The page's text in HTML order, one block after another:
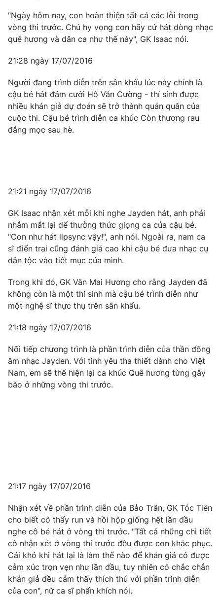
"Ngày hôm nay, con hoàn thiện tất cả các lỗi trong
vòng thi trước. Chú hy vọng con hãy cứ hát dòng nhạc
quê hương và dân ca như thế này", GK Isaac nói.
21:28 ngày 17/07/2016
Người đang trình diễn trên sân khấu lúc này chính là
cậu bé hát đám cưới Hồ Văn Cường - thí sinh được
nhiều khán giả dự đoán sẽ trở thành quán quân của
cuộc thi. Cậu bé trình diễn ca khúc Còn thương rau
đắng mọc sau hè.
21:21 ngày 17/07/2016
GK Isaac nhận xét mỗi khi nghe Jayden hát, anh phải
nhắm mắt lại để thưởng thức giọng ca của cậu bé.
"Con như hát lipsync vậy!", anh nói. Ngoài ra, nam ca
sĩ điển trai cũng đánh giá cao khi cậu bé đưa nhạc cụ
dân tộc vào tiết mục của mình.
Trong khi đó, GK Văn Mai Hương cho rằng Jayden đã
không còn là một thí sinh mà cậu bé trình diễn như
một nghệ sĩ thực thụ trên sân khấu.
21:18 ngày 17/07/2016
Nối tiếp chương trình là phần trình diễn của thần đồng
âm nhạc Jayden. Với tình yêu tha thiết dành cho Việt
Nam, em sẽ thể hiện lại ca khúc Quê hương từng gây
bão ở những vòng thi trước.
21:17 ngày 17/07/2016
Nhận xét về phần trình diễn của Bảo Trân, GK Tóc Tiên
cho biết cô thấy run và hồi hộp giống hệt lần đầu
nghe cô bé hát ở vòng thi trước. "Tất cả những chi tiết
cô nhận xét ở vòng thi trước đều được con khắc phục.
Cái khó khi hát lại là làm thế nào để khán giả có được
cảm xúc trọn vẹn như lần đầu, tuy nhiên cô chắc chắn
khán giả đều cảm thấy thích thú với phần trình diễn
của con", nữ ca sĩ phấn khích nói.